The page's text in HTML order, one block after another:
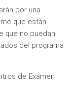
por una
que están
que no puedan
del programa
de Examen